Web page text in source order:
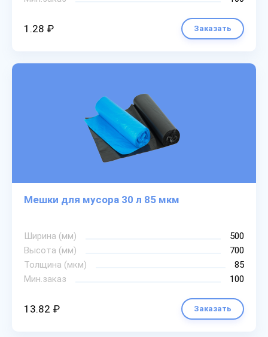
1.28 ₽ Заказать
Мешки для мусора 30 л 85 мкм
Ширина (мм)
500
Высота (мм)
700
Толщина (мкм)
85
Мин.заказ
100
13.82 ₽ Заказать